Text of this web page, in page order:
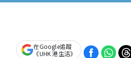
在Google追蹤
《UHK 港生活》